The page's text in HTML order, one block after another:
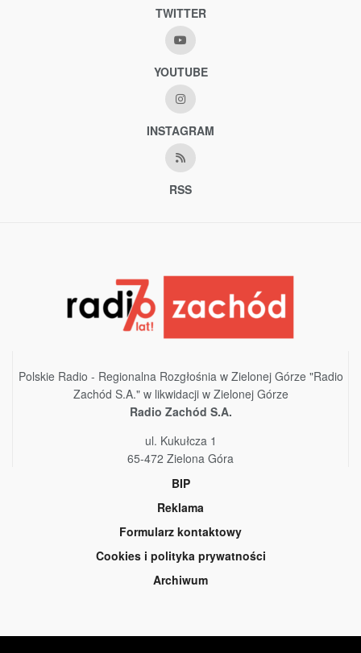
TWITTER
YOUTUBE
INSTAGRAM
RSS
Polskie Radio - Regionalna Rozgłośnia w Zielonej Górze "Radio
Zachód S.A." w likwidacji w Zielonej Górze
Radio Zachód S.A.
ul. Kukułcza 1
65-472 Zielona Góra
BIP
Reklama
Formularz kontaktowy
Cookies i polityka prywatności
Archiwum